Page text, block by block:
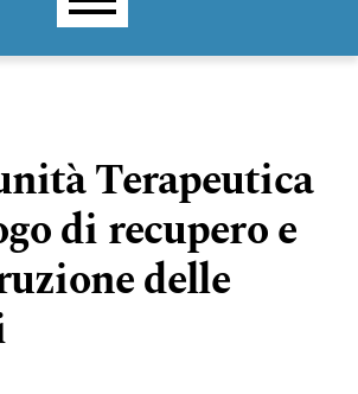
Terapeutica
di recupero e
delle